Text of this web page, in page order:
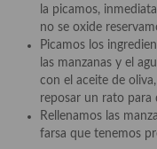
Cocina israelí
Cocina libanesa
Cocina Armenia
Cocina Siria
la picamos,
no se oxide
Picamos los
las manzanas y el
con el aceite de
reposar un rato para
Rellenamos las
farsa que tenemos